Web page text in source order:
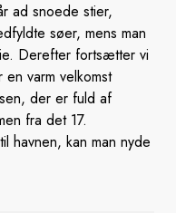
ad snoede stier,
søer, mens man
Derefter fortsætter vi
varm velkomst
der er fuld af
fra det 17.
havnen, kan man nyde